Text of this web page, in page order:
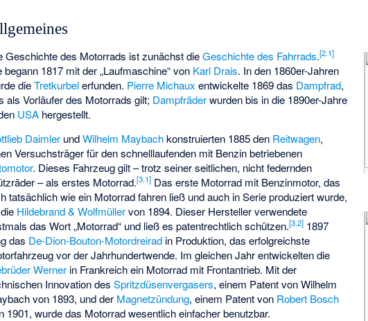
Geschichte des Motorrads ist zunächst dieGeschichte des Fahrrads.[2.1]
begann 1817 mit der „Laufmaschine“ von Karl Drais. In den 1860er-Jahren
dieTretkurbelerfunden. Pierre Michaux entwickelte 1869 das Dampfrad,
als Vorläufer des Motorrads gilt; Dampfräderwurden bis in die 1890er-Jahre
USA hergestellt.
Daimler undWilhelm Maybachkonstruierten 1885 den Reitwagen,
Versuchsträger für den schnelllaufenden mit Benzin betriebenen
. Dieses Fahrzeug gilt – trotz seiner seitlichen, nicht federnden
– als erstes Motorrad.[3.1] Das erste Motorrad mit Benzinmotor, das
tatsächlich wie ein Motorrad fahren ließ und auch in Serie produziert wurde,
Hildebrand & Wolfmüllervon 1894. Dieser Hersteller verwendete
das Wort „Motorrad“ und ließ es patentrechtlich schützen.[3.2] 1897
das De-Dion-Bouton-Motordreirad in Produktion, das erfolgreichste
vor der Jahrhundertwende. Im gleichen Jahr entwickelten die
Werner in Frankreich ein Motorrad mit Frontantrieb. Mit der
Innovation desSpritzdüsenvergasers, einem Patent von Wilhelm
von 1893, und der Magnetzündung, einem Patent von Robert Bosch
1901, wurde das Motorrad wesentlich einfacher benutzbar.